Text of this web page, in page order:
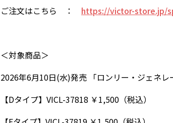
ご注文はこちら ： https://victor-store.jp/
＜対象商品＞
2026年6月10日(水)発売 「ロンリー・ジェネレ
【Dタイプ】VICL-37818 ￥1,500（税込）